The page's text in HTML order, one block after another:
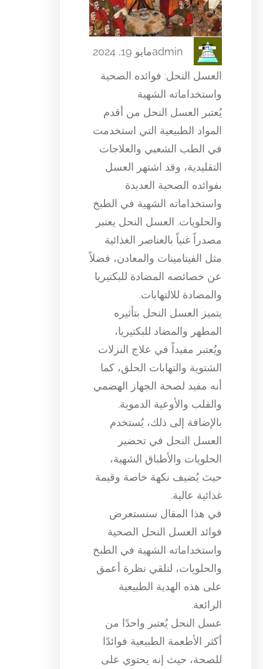
adminمايو 19, 2024
العسل النحل: فوائده الصحية
واستخداماته الشهية
يُعتبر العسل النحل من أقدم
المواد الطبيعية التي استخدمت
في الطب الشعبي والعلاجات
التقليدية، وقد اشتهر العسل
بفوائده الصحية العديدة
واستخداماته الشهية في الطبخ
والحلويات. العسل النحل يعتبر
مصدراً غنياً بالعناصر الغذائية
مثل الفيتامينات والمعادن، فضلاً
عن خصائصه المضادة للبكتيريا
والمضادة للالتهابات.
يتميز العسل النحل بتأثيره
المطهر والمضاد للبكتيريا،
ويُعتبر مفيداً في علاج النزلات
الشتوية والتهابات الحلق، كما
أنه مفيد لصحة الجهاز الهضمي
والقلب والأوعية الدموية.
بالإضافة إلى ذلك، يُستخدم
العسل النحل في تحضير
الحلويات والأطباق الشهية،
حيث يُضيف نكهة خاصة وقيمة
غذائية عالية.
في هذا المقال سنستعرض
فوائد العسل النحل الصحية
واستخداماته الشهية في الطبخ
والحلويات، لنلقي نظرة أعمق
على هذه الهدية الطبيعية
الرائعة.
عسل النحل يُعتبر واحدًا من
أكثر الأطعمة الطبيعية فوائدًا
للصحة، حيث إنه يحتوي على